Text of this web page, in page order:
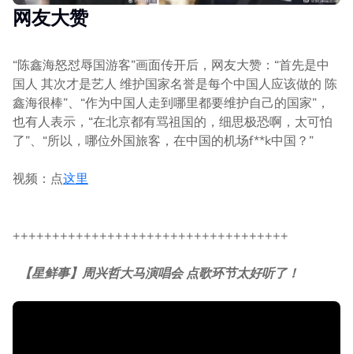
网友大赞
“陈鑫海怒怼辱国游客”画面传开后，网友大赞：“首先是中
国人 其次才是艺人 维护国家名誉是每个中国人应该做的 陈
鑫海很棒”、“作为中国人走到哪里都要维护自己的国家”，
也有人表示，“在北京都有骂祖国的，细思极恐啊，太可怕
了”、“所以，哪位外国旅客，在中国的机场f**k中国？”
视频：点这里
+++++++++++++++++++++++++++++++++++
【星鲜事】周兴哲大马演唱会 点歌环节太好听了！